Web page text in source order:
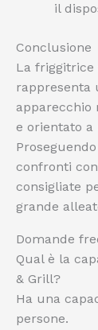
il
Conclusione
La friggitrice
rappresenta
apparecchio
e orientato
confronti
consigliate
grande
Domande
Qual è la
& Grill?
Ha una
persone.